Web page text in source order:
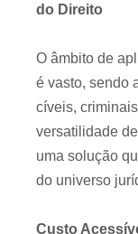
do Direito
O âmbito de
é vasto, sendo
cíveis,
versatilidade
uma solução
do universo
Custo